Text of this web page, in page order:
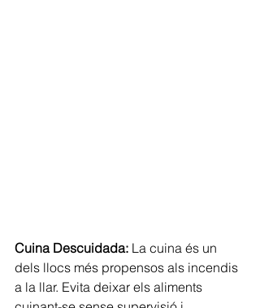
Cuina Descuidada: La cuina és un
dels llocs més propensos als incendis
a la llar. Evita deixar els aliments